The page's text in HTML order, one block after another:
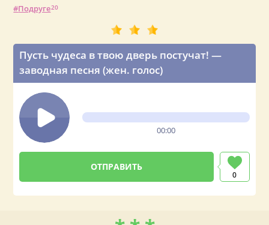
Пусть чудеса в твою дверь постучат! —
заводная песня (жен. голос)
00:00
0
Подруге20